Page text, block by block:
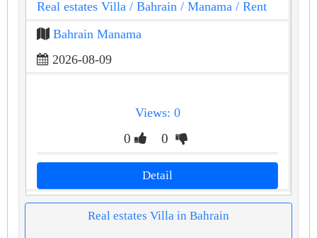
Real estates Villa / Bahrain / Manama / Rent
Bahrain Manama
2026-08-09
Views: 0
0 0
Detail
Real estates Villa in Bahrain